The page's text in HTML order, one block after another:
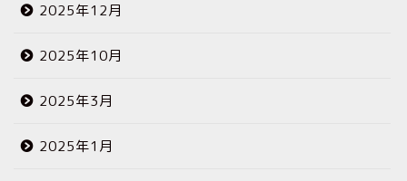
2025年12月
2025年10月
2025年3月
2025年1月